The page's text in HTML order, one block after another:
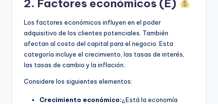
2. Factores económicos (E)
Los factores económicos influyen en el poder
adquisitivo de los clientes potenciales. También
afectan al costo del capital para el negocio. Esta
categoría incluye el crecimiento, las tasas de interés,
las tasas de cambio y la inflación.
Considere los siguientes elementos:
Crecimiento económico:¿Está la economía